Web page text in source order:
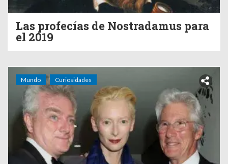
Las profecías de Nostradamus para
el 2019
Mundo Curiosidades